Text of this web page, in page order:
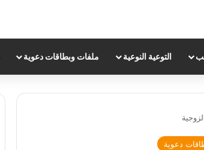
التوعية النوعية ملفات وبطاقات دعوية
دعوية